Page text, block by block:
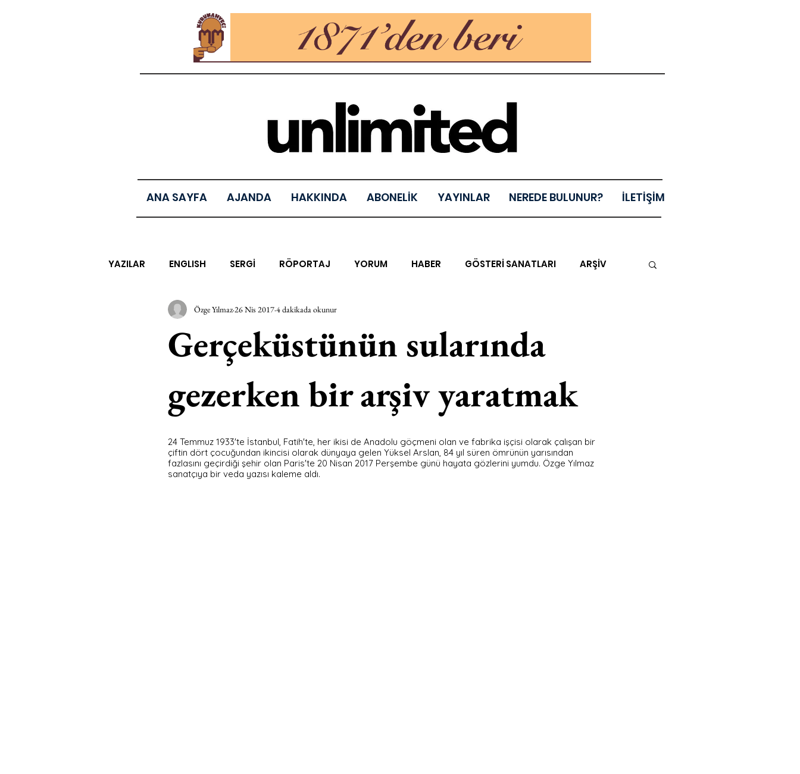
ANA SAYFA AJANDA HAKKINDA ABONELİK YAYINLAR NEREDE BULUNUR? İLETİŞİM
YAZILAR ENGLISH SERGİ RÖPORTAJ YORUM HABER GÖSTERİ SANATLARI ARŞİV
EDEBİYAT SİNEMA ARAŞTIRMA BİENAL
MÜZİK EGZERSİZLER YEL TOZ PORTRELER ON SORULUK SOHBETLER
AK-SAYANLAR #GEÇMİŞTEBUGÜN XXY ODAK: RESİM KIVRIM PARIS UNLIMITED
AKS-ENDAZ TUHAF AÇI SINIRSIZ ZİYARETLER
Gerçeküstünün sularında
gezerken bir arşiv yaratmak
Özge Yılmaz 26 Nis 20174 dakikada okunur
24 Temmuz 1933'te İstanbul, Fatih'te, her ikisi de Anadolu göçmeni olan ve fabrika işçisi olarak çalışan bir
çiftin dört çocuğundan ikincisi olarak dünyaya gelen Yüksel Arslan, 84 yıl süren ömrünün yarısından
fazlasını geçirdiği şehir olan Paris'te 20 Nisan 2017 Perşembe günü hayata gözlerini yumdu. Özge Yılmaz
sanatçıya bir veda yazısı kaleme aldı.